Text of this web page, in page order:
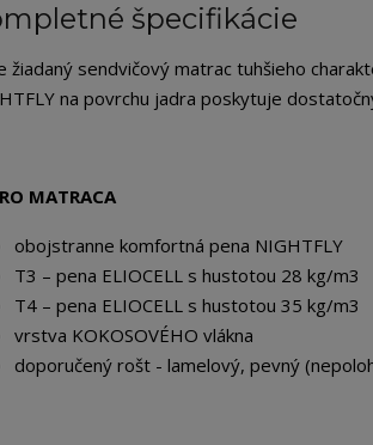
špecifikácie
žiadaný sendvičový matrac tuhšieho
na povrchu jadra poskytuje
MATRACA
obojstranne komfortná pena NIGHTFLY
T3 – pena ELIOCELL s hustotou 28 kg/m3
T4 – pena ELIOCELL s hustotou 35 kg/m3
vrstva KOKOSOVÉHO vlákna
doporučený rošt - lamelový, pevný